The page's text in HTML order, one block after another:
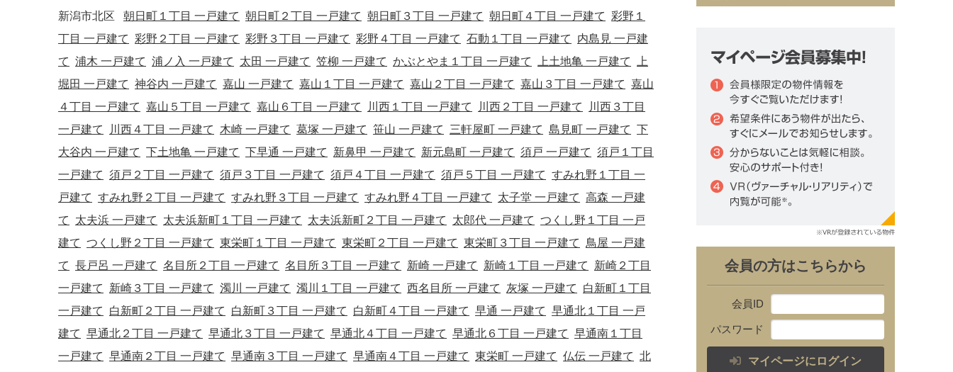
新潟市北区 朝日町１丁目 一戸建て 朝日町２丁目 一戸建て 朝日町３丁目 一戸建て 朝日町４丁目 一戸建て 彩野１
丁目 一戸建て 彩野２丁目 一戸建て 彩野３丁目 一戸建て 彩野４丁目 一戸建て 石動１丁目 一戸建て
内島見 一戸建
て 浦木 一戸建て 浦ノ入 一戸建て 太田 一戸建て 笠柳 一戸建て かぶとやま１丁目 一戸建て 上土地亀 一戸建て
上
堀田 一戸建て 神谷内 一戸建て 嘉山 一戸建て 嘉山１丁目 一戸建て 嘉山２丁目 一戸建て 嘉山３丁目 一戸建て 嘉山
４丁目 一戸建て 嘉山５丁目 一戸建て 嘉山６丁目 一戸建て 川西１丁目 一戸建て 川西２丁目 一戸建て
川西３丁目
一戸建て
川西４丁目 一戸建て 木崎 一戸建て 葛塚 一戸建て 笹山 一戸建て 三軒屋町 一戸建て 島見町 一戸建て 下
大谷内 一戸建て 下土地亀 一戸建て 下早通 一戸建て 新鼻甲 一戸建て 新元島町 一戸建て 須戸 一戸建て 須戸１丁目
一戸建て 須戸２丁目 一戸建て 須戸３丁目 一戸建て 須戸４丁目 一戸建て 須戸５丁目 一戸建て すみれ野１丁目 一
戸建て すみれ野２丁目 一戸建て すみれ野３丁目 一戸建て すみれ野４丁目 一戸建て 太子堂 一戸建て 高森 一戸建
て
太夫浜 一戸建て 太夫浜新町１丁目 一戸建て 太夫浜新町２丁目 一戸建て 太郎代 一戸建て つくし野１丁目 一戸
建て つくし野２丁目 一戸建て 東栄町１丁目 一戸建て 東栄町２丁目 一戸建て 東栄町３丁目 一戸建て
鳥屋 一戸建
て 長戸呂 一戸建て 名目所２丁目 一戸建て 名目所３丁目 一戸建て 新崎 一戸建て 新崎１丁目 一戸建て
新崎２丁目
一戸建て
新崎３丁目 一戸建て 濁川 一戸建て 濁川１丁目 一戸建て 西名目所 一戸建て 灰塚 一戸建て
白新町１丁目
一戸建て
白新町２丁目 一戸建て 白新町３丁目 一戸建て 白新町４丁目 一戸建て 早通 一戸建て 早通北１丁目 一戸
建て 早通北２丁目 一戸建て 早通北３丁目 一戸建て 早通北４丁目 一戸建て 早通北６丁目 一戸建て 早通南１丁目
一戸建て 早通南２丁目 一戸建て 早通南３丁目 一戸建て 早通南４丁目 一戸建て 東栄町 一戸建て 仏伝 一戸建て 北
会員の方はこちらから
会員ID
パスワード
マイページにログイン